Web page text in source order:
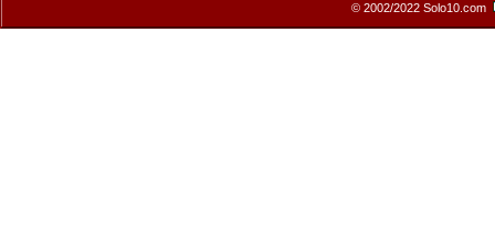
© 2002/2022 Solo10.com